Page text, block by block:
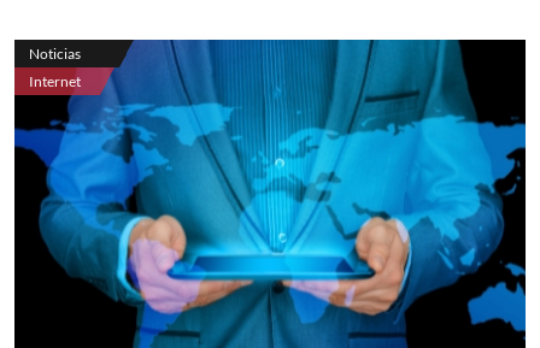
Noticias
Internet